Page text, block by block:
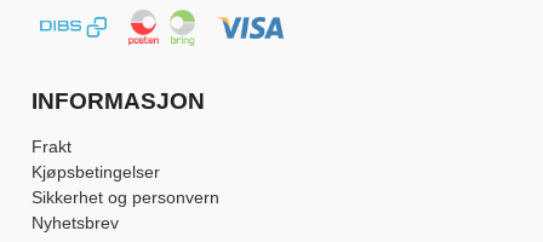
INFORMASJON
Frakt
Kjøpsbetingelser
Sikkerhet og personvern
Nyhetsbrev